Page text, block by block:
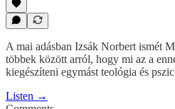
A mai adásban Izsák Norbert ismét
többek között arról, hogy mi az a
kiegészíteni egymást teológia és
Listen →